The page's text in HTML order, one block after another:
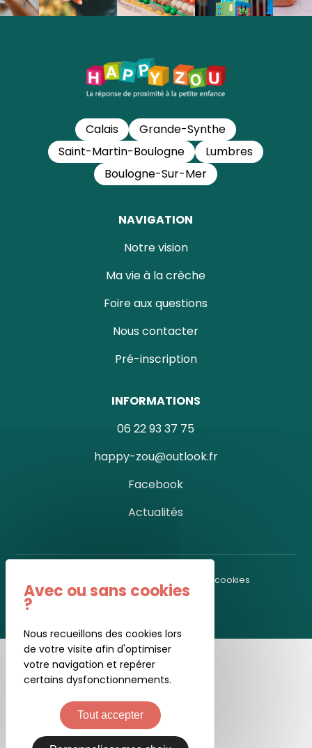
Calais
Grande-Synthe
Saint-Martin-Boulogne
Lumbres
Boulogne-Sur-Mer
NAVIGATION
Notre vision
Ma vie à la crèche
Foire aux questions
Nous contacter
Pré-inscription
INFORMATIONS
06 22 93 37 75
happy-zou@outlook.fr
Facebook
Actualités
Gestion des cookies
Nous recueillons des cookies lors
de votre visite afin d'optimiser
votre navigation et repérer
certains dysfonctionnements.
Tout accepter